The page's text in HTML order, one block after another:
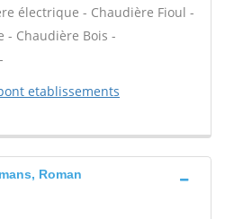
électrique - Chaudière Fioul -
- Chaudière Bois -
etablissements
Roman